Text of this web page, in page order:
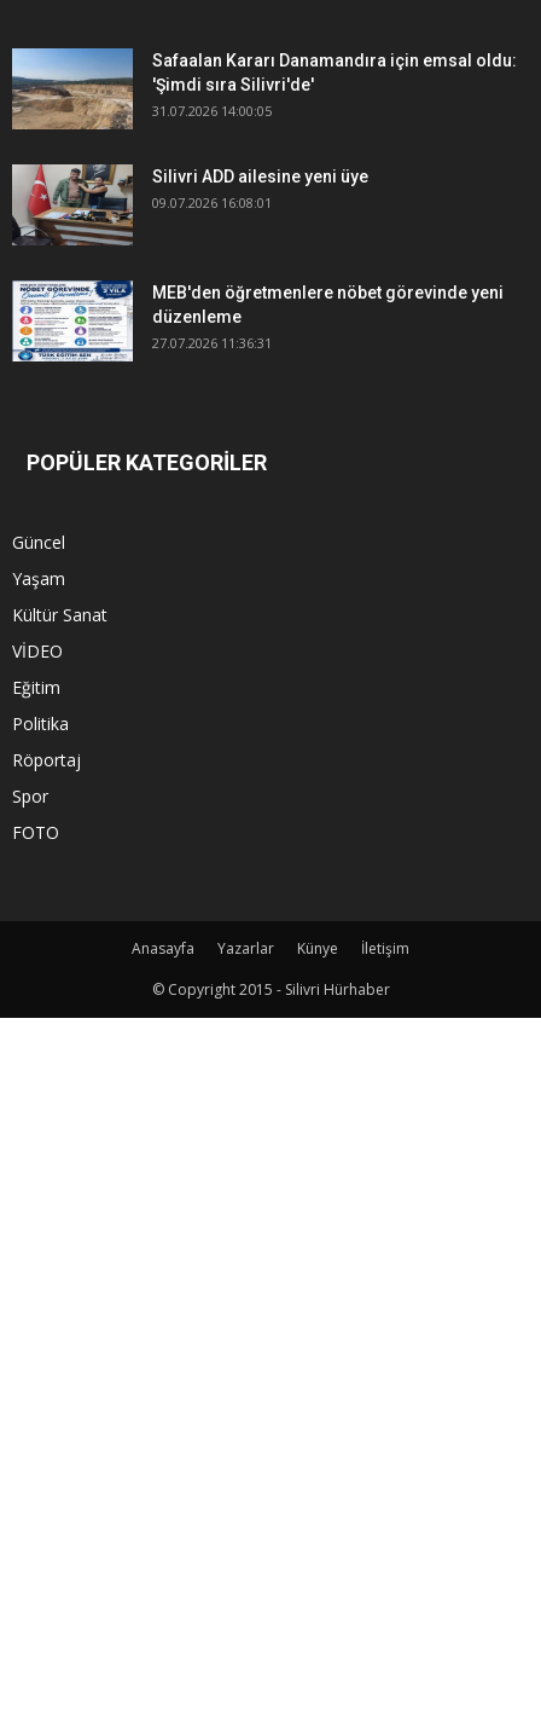
Safaalan Kararı Danamandıra için emsal oldu:
'Şimdi sıra Silivri'de'
31.07.2026 14:00:05
Silivri ADD ailesine yeni üye
09.07.2026 16:08:01
MEB'den öğretmenlere nöbet görevinde yeni
düzenleme
27.07.2026 11:36:31
POPÜLER KATEGORİLER
Güncel
Yaşam
Kültür Sanat
VİDEO
Eğitim
Politika
Röportaj
Spor
FOTO
Anasayfa Yazarlar Künye
İletişim
© Copyright 2015 - Silivri Hürhaber